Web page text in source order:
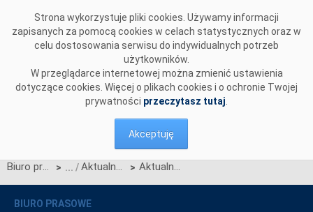
Strona wykorzystuje pliki cookies. Używamy informacji
zapisanych za pomocą cookies w celach statystycznych oraz w
celu dostosowania serwisu do indywidualnych potrzeb
użytkowników.
W przeglądarce internetowej można zmienić ustawienia
dotyczące cookies. Więcej o plikach cookies i o ochronie Twojej
prywatności przeczytasz tutaj
Akceptuję
Biuro prasowe > Aktualności > Aktualny projekt Standardów Wymiany Informacji Centralnego Systemu Informacji Rynku Energii 5.3
BIURO PRASOWE